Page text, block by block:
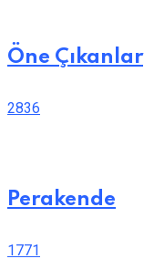
Öne Çıkanlar
2836
Perakende
1771